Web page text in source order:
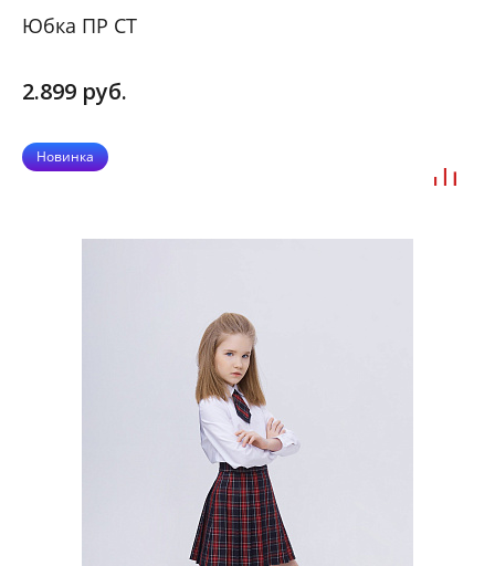
Юбка ПР СТ
2.899 руб.
Новинка